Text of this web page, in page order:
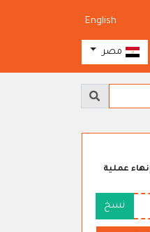
English
مصر
عملية
نسخ